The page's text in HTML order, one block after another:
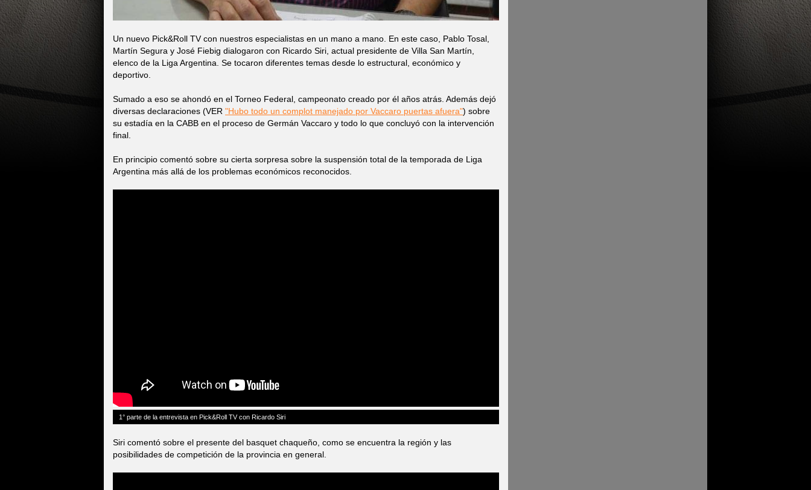
Un nuevo Pick&Roll TV con nuestros especialistas en un mano a mano. En este caso, Pablo Tosal,
Martín Segura y José Fiebig dialogaron con Ricardo Siri, actual presidente de Villa San Martín,
elenco de la Liga Argentina. Se tocaron diferentes temas desde lo estructural, económico y
deportivo.
Sumado a eso se ahondó en el Torneo Federal, campeonato creado por él años atrás. Además dejó
diversas declaraciones (VER "Hubo todo un complot manejado por Vaccaro puertas afuera") sobre
su estadía en la CABB en el proceso de Germán Vaccaro y todo lo que concluyó con la intervención
final.
En principio comentó sobre su cierta sorpresa sobre la suspensión total de la temporada de Liga
Argentina más allá de los problemas económicos reconocidos.
1° parte de la entrevista en Pick&Roll TV con Ricardo Siri
Siri comentó sobre el presente del basquet chaqueño, como se encuentra la región y las
posibilidades de competición de la provincia en general.